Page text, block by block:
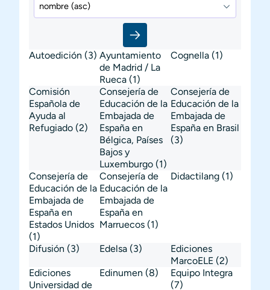
Autoedición (3) Ayuntamiento
de Madrid / La
Rueca (1)
Cognella (1)
Comisión
Española de
Ayuda al
Refugiado (2)
Consejería de
Educación de la
Embajada de
España en
Bélgica, Países
Bajos y
Luxemburgo (1)
Consejería de
Educación de la
Embajada de
España en Brasil
(3)
Consejería de
Educación de la
Embajada de
España en
Estados Unidos
(1)
Consejería de
Educación de la
Embajada de
España en
Marruecos (1)
Didactilang (1)
Difusión (3) Edelsa (3)
Ediciones
MarcoELE (2)
Ediciones
Universidad de
Edinumen (8)
Equipo Integra
(7)